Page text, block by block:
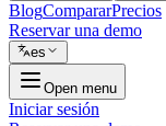
BlogCompararPrecios
Reservar una demo
es
Open menu
Iniciar sesión